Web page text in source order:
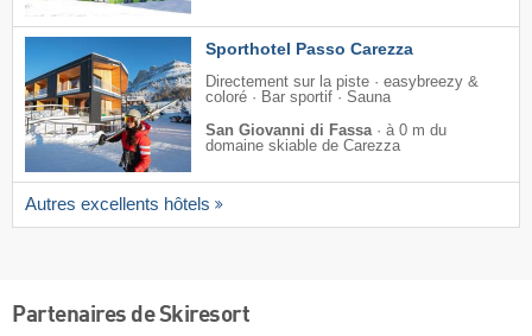
Sporthotel Passo Carezza
Directement sur la piste · easybreezy &
coloré · Bar sportif · Sauna
San Giovanni di Fassa· à 0 m du
domaine skiable de Carezza
Autres excellents hôtels
Partenaires de Skiresort